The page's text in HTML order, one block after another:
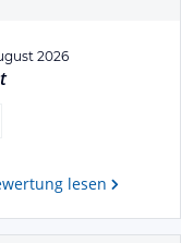
2026
lesen